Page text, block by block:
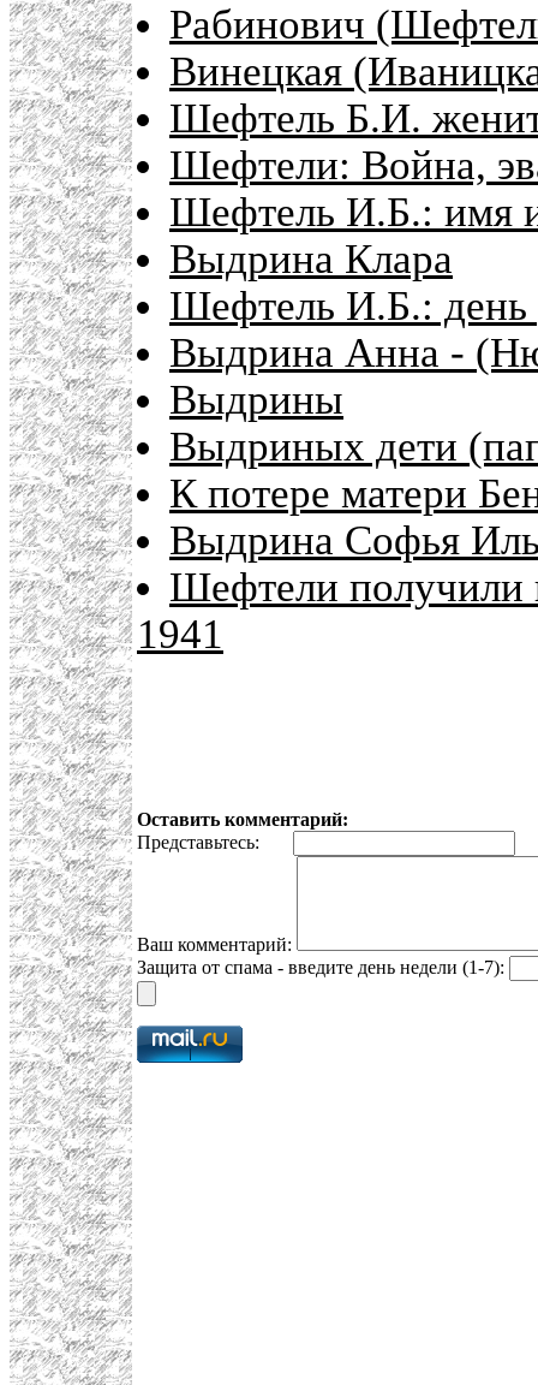
Рабинович
Винецкая
Шефтель Б.И.
Шефтели: Война,
Шефтель И.Б.: имя
Выдрина Клара
Шефтель И.Б.: день
Выдрина Анна -
Выдрины
Выдриных дети
К потере матери
Выдрина Софья
Шефтели получили
1941
Оставить комментарий:
Представьтесь:
Ваш комментарий:
Защита от спама - введите день недели (1-7):